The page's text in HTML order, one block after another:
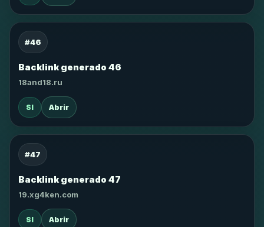
#46
Backlink generado 46
18and18.ru
SI Abrir
#47
Backlink generado 47
19.xg4ken.com
SI Abrir